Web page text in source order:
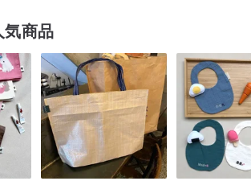
商品